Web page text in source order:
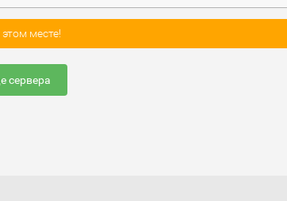
месте!
сервера